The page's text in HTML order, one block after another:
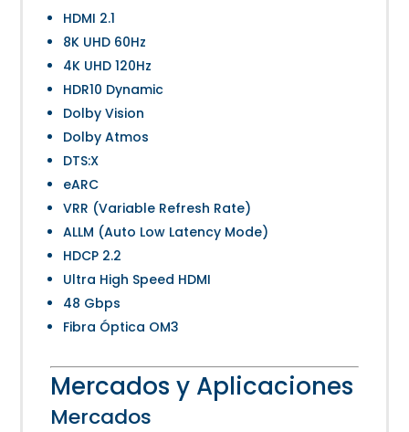
HDMI 2.1
8K UHD 60Hz
4K UHD 120Hz
HDR10 Dynamic
Dolby Vision
Dolby Atmos
DTS:X
eARC
VRR (Variable Refresh Rate)
ALLM (Auto Low Latency Mode)
HDCP 2.2
Ultra High Speed HDMI
48 Gbps
Fibra Óptica OM3
Mercados y Aplicaciones
Mercados